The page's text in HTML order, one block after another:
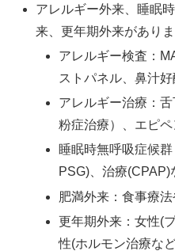
アレルギー外来、睡眠
来、更年期外来がありま
アレルギー検査：
ストパネル、鼻汁
アレルギー治療：
粉症治療）、エピペ
睡眠時無呼吸症候
PSG)、治療(CPAP)
肥満外来：食事療
更年期外来：女性(
性(ホルモン治療な